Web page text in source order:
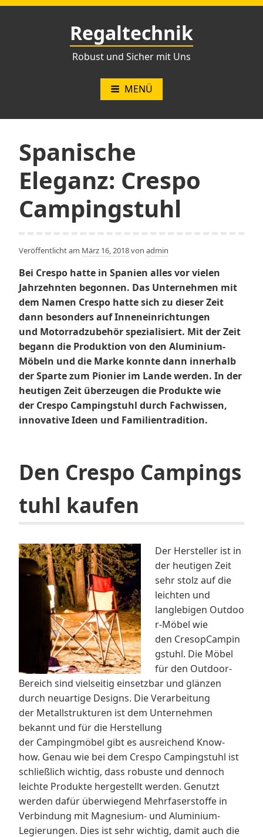
Zum
Regaltechnik
Robust und Sicher mit Uns
MENÜ
Spanische
Eleganz: Crespo
Campingstuhl
Veröffentlicht am März 16, 2018von admin
Bei Crespo hatte in Spanien alles vor vielen
Jahrzehnten begonnen. Das Unternehmen mit
dem Namen Crespo hatte sich zu dieser Zeit
dann besonders auf Inneneinrichtungen
und Motorradzubehör spezialisiert. Mit der Zeit
begann die Produktion von den Aluminium-
Möbeln und die Marke konnte dann innerhalb
der Sparte zum Pionier im Lande werden. In der
heutigen Zeit überzeugen die Produkte wie
der Crespo Campingstuhl durch Fachwissen,
innovative Ideen und Familientradition.
Den Crespo Campings
tuhl kaufen
Der Hersteller ist in
der heutigen Zeit
sehr stolz auf die
leichten und
langlebigen Outdoo
r-Möbel wie
den CresopCampin
gstuhl. Die Möbel
für den Outdoor-
Bereich sind vielseitig einsetzbar und glänzen
durch neuartige Designs. Die Verarbeitung
der Metallstrukturen ist dem Unternehmen
bekannt und für die Herstellung
der Campingmöbel gibt es ausreichend Know-
how. Genau wie bei dem Crespo Campingstuhl ist
schließlich wichtig, dass robuste und dennoch
leichte Produkte hergestellt werden. Genutzt
werden dafür überwiegend Mehrfaserstoffe in
Verbindung mit Magnesium- und Aluminium-
Legierungen. Dies ist sehr wichtig, damit auch die